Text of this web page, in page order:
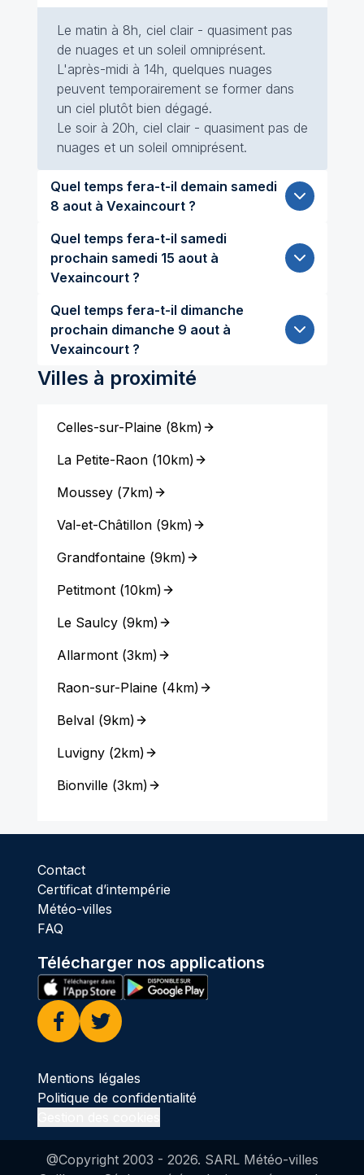
Le matin à 8h, ciel clair - quasiment pas
de nuages et un soleil omniprésent.
L'après-midi à 14h, quelques nuages
peuvent temporairement se former dans
un ciel plutôt bien dégagé.
Le soir à 20h, ciel clair - quasiment pas de
nuages et un soleil omniprésent.
Quel temps fera-t-il demain samedi
8 aout à Vexaincourt ?
Quel temps fera-t-il samedi
prochain samedi 15 aout à
Vexaincourt ?
Quel temps fera-t-il dimanche
prochain dimanche 9 aout à
Vexaincourt ?
Villes à proximité
Celles-sur-Plaine(8km)
La Petite-Raon(10km)
Moussey(7km)
Val-et-Châtillon(9km)
Grandfontaine(9km)
Petitmont(10km)
Le Saulcy(9km)
Allarmont(3km)
Raon-sur-Plaine(4km)
Belval(9km)
Luvigny(2km)
Bionville(3km)
Contact
Certificat d’intempérie
Météo-villes
FAQ
Télécharger nos applications
Facebook
Twitter
Mentions légales
Politique de confidentialité
@Copyright 2003 - 2026. SARL Météo-villes